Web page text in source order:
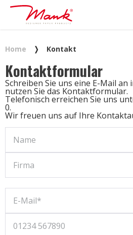
Home ❭ Kontakt
Kontaktformular
Schreiben Sie uns eine E-Mail an
nutzen Sie das Kontaktformular.
Telefonisch erreichen Sie uns
0.
Wir freuen uns auf Ihre